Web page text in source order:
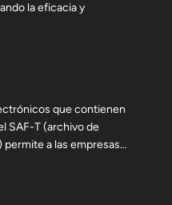
la eficacia y
que contienen
SAF-T (archivo de
a las empresas